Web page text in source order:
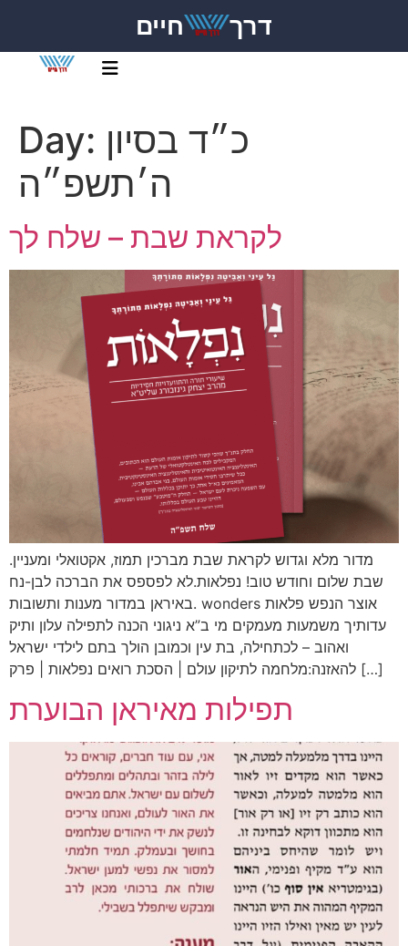
חיים דרך
Day: כ״ד בסיון
ה׳תשפ״ה
לקראת שבת – שלח לך
מדור מלא וגדוש לקראת שבת מברכין תמוז, אקטואלי ומעניין.
שבת שלום וחודש טוב! נפלאות.לא לפספס את הברכה לבן-נח
באיראן במדור מענות ותשובות. wonders אוצר הנפש פלאות
עדותיך משמעות מעמקים מי ב”א ניגוני הכנה לתפילה עלון ותיק
ואהוב – לכתחילה, בת עין וכמובן הולך בתם לילדי ישראל
להאזנה:מלחמה לתיקון עולם | הסכת רואים נפלאות | פרק […]
תפילות מאיראן הבוערת